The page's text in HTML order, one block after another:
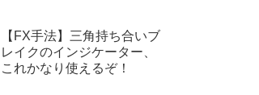
【FX手法】三角持ち合いブ
レイクのインジケーター、
これかなり使えるぞ！